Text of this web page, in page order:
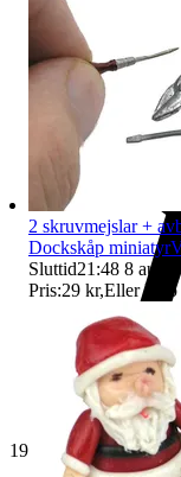
19 269 omdömen
2 skruvmejslar +
Dockskåp
Sluttid21:48 8 aug
Pris:29 kr,Eller Köp